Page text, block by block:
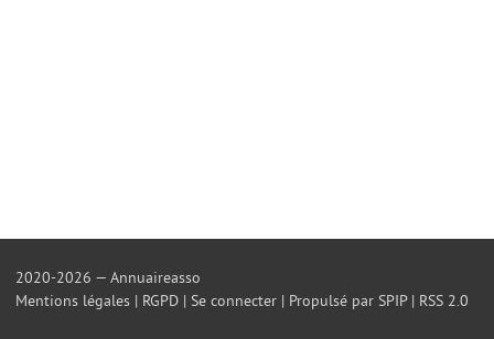
2020-2026 — Annuaireasso
Mentions légales | RGPD |Se connecter | Propulsé par SPIP| RSS 2.0